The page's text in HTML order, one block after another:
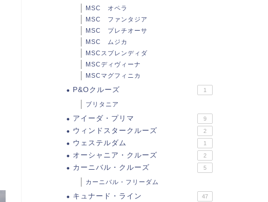
MSC オペラ
MSC ファンタジア
MSC プレチオーサ
MSC ムジカ
MSCスプレンディダ
MSCディヴィーナ
MSCマグフィニカ
P&Oクルーズ 1
ブリタニア
アイーダ・プリマ 9
ウィンドスタークルーズ 2
ウェステルダム 1
オーシャニア・クルーズ 2
カーニバル・クルーズ 5
カーニバル・フリーダム
キュナード・ライン 47